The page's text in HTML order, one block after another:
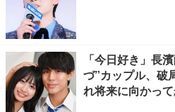
「今日好き」長
づ”カップル、破
れ将来に向かっ